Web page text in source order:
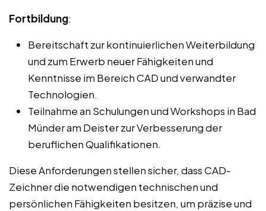
Fortbildung:
Bereitschaft zur kontinuierlichen Weiterbildung
und zum Erwerb neuer Fähigkeiten und
Kenntnisse im Bereich CAD und verwandter
Technologien.
Teilnahme an Schulungen und Workshops in Bad
Münder am Deister zur Verbesserung der
beruflichen Qualifikationen.
Diese Anforderungen stellen sicher, dass CAD-
Zeichner die notwendigen technischen und
persönlichen Fähigkeiten besitzen, um präzise und